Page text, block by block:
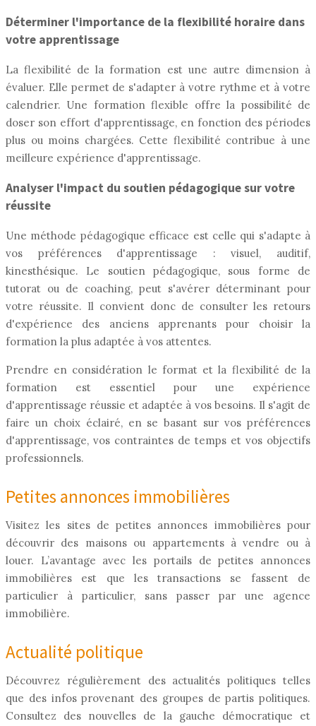
Déterminer l'importance de la flexibilité horaire dans
votre apprentissage
La flexibilité de la formation est une autre dimension à
évaluer. Elle permet de s'adapter à votre rythme et à votre
calendrier. Une formation flexible offre la possibilité de
doser son effort d'apprentissage, en fonction des périodes
plus ou moins chargées. Cette flexibilité contribue à une
meilleure expérience d'apprentissage.
Analyser l'impact du soutien pédagogique sur votre
réussite
Une méthode pédagogique efficace est celle qui s'adapte à
vos préférences d'apprentissage : visuel, auditif,
kinesthésique. Le soutien pédagogique, sous forme de
tutorat ou de coaching, peut s'avérer déterminant pour
votre réussite. Il convient donc de consulter les retours
d'expérience des anciens apprenants pour choisir la
formation la plus adaptée à vos attentes.
Prendre en considération le format et la flexibilité de la
formation est essentiel pour une expérience
d'apprentissage réussie et adaptée à vos besoins. Il s'agit de
faire un choix éclairé, en se basant sur vos préférences
d'apprentissage, vos contraintes de temps et vos objectifs
professionnels.
Petites annonces immobilières
Visitez les sites de petites annonces immobilières pour
découvrir des maisons ou appartements à vendre ou à
louer. L’avantage avec les portails de petites annonces
immobilières est que les transactions se fassent de
particulier à particulier, sans passer par une agence
immobilière.
Actualité politique
Découvrez régulièrement des actualités politiques telles
que des infos provenant des groupes de partis politiques.
Consultez des nouvelles de la gauche démocratique et